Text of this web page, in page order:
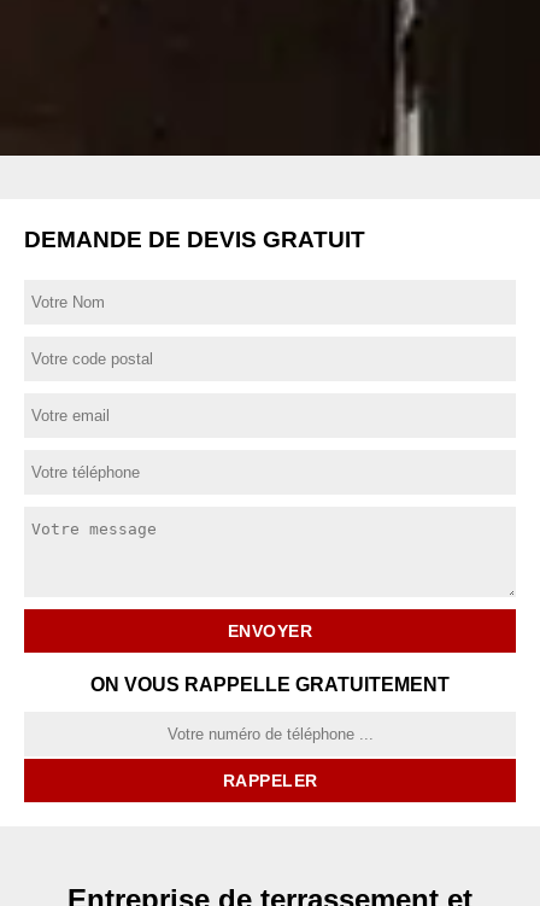
DEMANDE DE DEVIS GRATUIT
ON VOUS RAPPELLE GRATUITEMENT
Entreprise de terrassement et